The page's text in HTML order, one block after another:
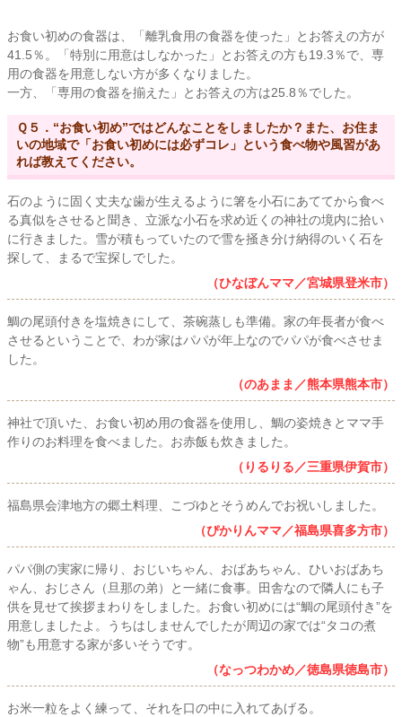
お食い初めの食器は、「離乳食用の食器を使った」とお答えの方が
41.5％。「特別に用意はしなかった」とお答えの方も19.3％で、専
用の食器を用意しない方が多くなりました。
一方、「専用の食器を揃えた」とお答えの方は25.8％でした。
Ｑ５．“お食い初め”ではどんなことをしましたか？また、お住ま
いの地域で「お食い初めには必ずコレ」という食べ物や風習があ
れば教えてください。
石のように固く丈夫な歯が生えるように箸を小石にあててから食べ
る真似をさせると聞き、立派な小石を求め近くの神社の境内に拾い
に行きました。雪が積もっていたので雪を掻き分け納得のいく石を
探して、まるで宝探しでした。
（ひなぼんママ／宮城県登米市）
鯛の尾頭付きを塩焼きにして、茶碗蒸しも準備。家の年長者が食べ
させるということで、わが家はパパが年上なのでパパが食べさせま
した。
（のあまま／熊本県熊本市）
神社で頂いた、お食い初め用の食器を使用し、鯛の姿焼きとママ手
作りのお料理を食べました。お赤飯も炊きました。
（りるりる／三重県伊賀市）
福島県会津地方の郷土料理、こづゆとそうめんでお祝いしました。
（ぴかりんママ／福島県喜多方市）
パパ側の実家に帰り、おじいちゃん、おばあちゃん、ひいおばあち
ゃん、おじさん（旦那の弟）と一緒に食事。田舎なので隣人にも子
供を見せて挨拶まわりをしました。お食い初めには“鯛の尾頭付き”を
用意しましたよ。うちはしませんでしたが周辺の家では“タコの煮
物”も用意する家が多いそうです。
（なっつわかめ／徳島県徳島市）
お米一粒をよく練って、それを口の中に入れてあげる。